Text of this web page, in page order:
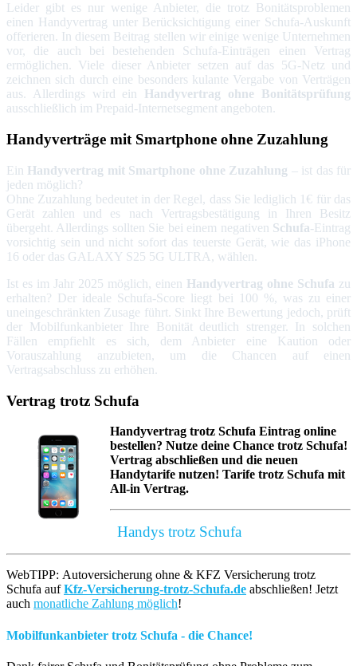
Leider gibt es nur wenige Anbieter, die trotz Bonitätsproblemen
einen Handyvertrag unter Berücksichtigung einer Schufa-Auskunft
offerieren. In diesem Beitrag stellen wir einige wenige Unternehmen
vor, die auch bei bestehenden Schufa-Einträgen einen Vertrag
ermöglichen. Viele dieser Anbieter setzen auf das 5G-Netz und
zeichnen sich durch eine besonders kulante Vergabe von Verträgen
aus. Allerdings wird ein Handyvertrag ohne Bonitätsprüfung
ausschließlich im Prepaid-Internetsegment angeboten.
Handyverträge mit Smartphone ohne Zuzahlung
Ein Handyvertrag mit Smartphone ohne Zuzahlung – ist das für
jeden möglich?
Ohne Zuzahlung bedeutet in der Regel, dass Sie lediglich 1€ für das
Gerät zahlen und es nach Vertragsbestätigung in Ihren Besitz
übergeht. Allerdings sollten Sie bei einem negativen Schufa-Eintrag
vorsichtig sein und nicht sofort das teuerste Gerät, wie das iPhone
16 oder das GALAXY S25 5G ULTRA, wählen.
Ist es im Jahr 2025 möglich, einen Handyvertrag ohne Schufa zu
erhalten? Der ideale Schufa-Score liegt bei 100 %, was zu einer
uneingeschränkten Zusage führt. Sinkt Ihre Bewertung jedoch, prüft
der Mobilfunkanbieter Ihre Bonität deutlich strenger. In solchen
Fällen empfiehlt es sich, dem Anbieter eine Kaution oder
Vorauszahlung anzubieten, um die Chancen auf einen
Vertragsabschluss zu erhöhen.
Vertrag trotz Schufa
Handyvertrag trotz Schufa Eintrag online
bestellen? Nutze deine Chance trotz Schufa!
Vertrag abschließen und die neuen
Handytarife nutzen! Tarife trotz Schufa mit
All-in Vertrag.
Handys trotz Schufa
WebTIPP: Autoversicherung ohne & KFZ Versicherung trotz
Schufa aufKfz-Versicherung-trotz-Schufa.de abschließen! Jetzt
auch monatliche Zahlung möglich!
Mobilfunkanbieter trotz Schufa - die Chance!